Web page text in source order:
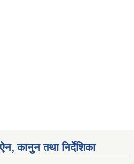
ऐन, कानुन तथा निर्देशिका